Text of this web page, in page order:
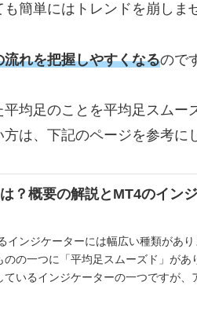
簡単にはトレンドを崩しま
れを把握しやすくなるので
均足のことを平均足スムー
は、下記のページを参考に
？概要の解説とMT4のイン
インジケーターには幅広い種類があ
のの一つに「平均足スムーズド」があ
ているインジケーターの一つですが、